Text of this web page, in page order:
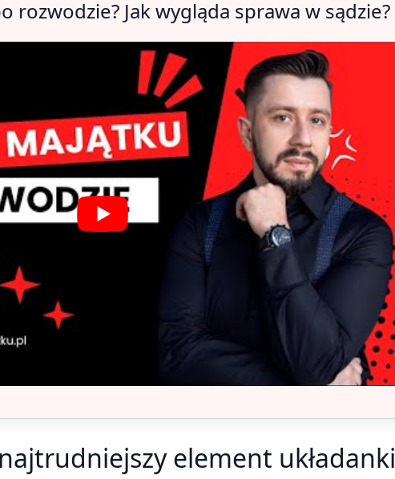
rozwodzie? Jak wygląda sprawa w sądzie?
element układanki